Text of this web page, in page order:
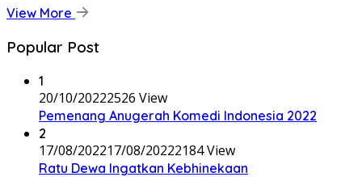
View More
Popular Post
1
20/10/20222526 View
Pemenang Anugerah Komedi Indonesia 2022
2
17/08/202217/08/20222184 View
Ratu Dewa Ingatkan Kebhinekaan